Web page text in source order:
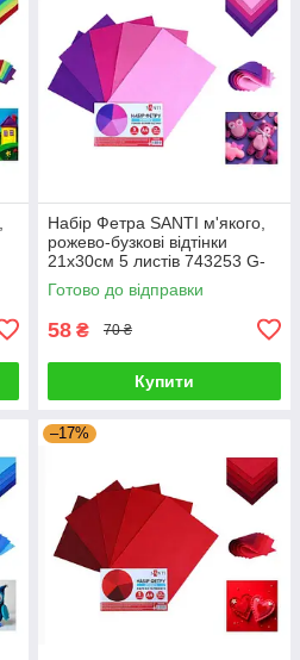
Набір Фетра SANTI м'якого,
рожево-бузкові відтінки
21х30см 5 листів 743253 G-
Rich
Готово до відправки
58 ₴ 70 ₴
Купити
–17%